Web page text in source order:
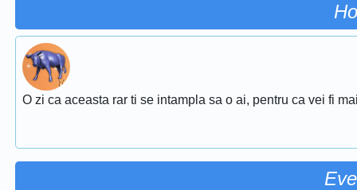
O zi ca aceasta rar ti se intampla sa o ai, pentru ca vei fi